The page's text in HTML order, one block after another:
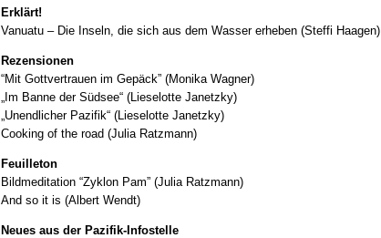
Erklärt!
Vanuatu – Die Inseln, die sich aus dem Wasser erheben (Steffi Haagen)
Rezensionen
“Mit Gottvertrauen im Gepäck” (Monika Wagner)
„Im Banne der Südsee“ (Lieselotte Janetzky)
„Unendlicher Pazifik“ (Lieselotte Janetzky)
Cooking of the road (Julia Ratzmann)
Feuilleton
Bildmeditation “Zyklon Pam” (Julia Ratzmann)
And so it is (Albert Wendt)
Neues aus der Pazifik-Infostelle